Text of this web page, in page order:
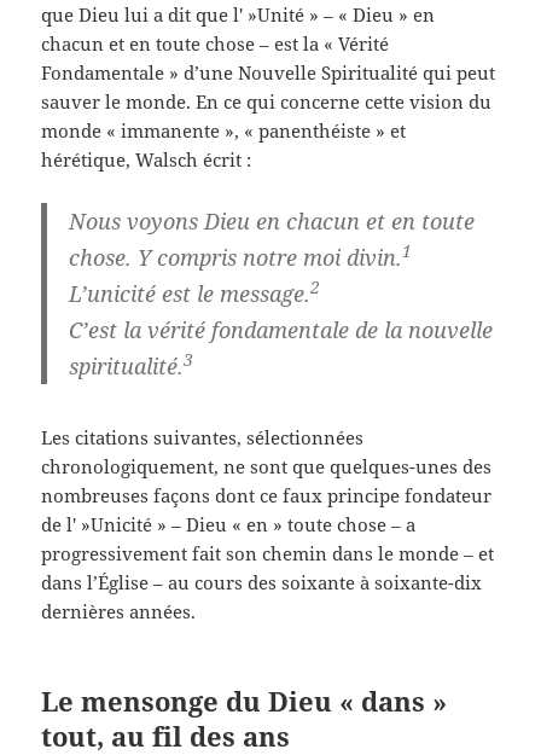
que Dieu lui a dit que l' »Unité » – « Dieu » en
chacun et en toute chose – est la « Vérité
Fondamentale » d’une Nouvelle Spiritualité qui peut
sauver le monde. En ce qui concerne cette vision du
monde « immanente », « panenthéiste » et
hérétique, Walsch écrit :
Nous voyons Dieu en chacun et en toute
chose. Y compris notre moi divin.1
L’unicité est le message.2
C’est la vérité fondamentale de la nouvelle
spiritualité.3
Les citations suivantes, sélectionnées
chronologiquement, ne sont que quelques-unes des
nombreuses façons dont ce faux principe fondateur
de l' »Unicité » – Dieu « en » toute chose – a
progressivement fait son chemin dans le monde – et
dans l’Église – au cours des soixante à soixante-dix
dernières années.
Le mensonge du Dieu « dans »
tout, au fil des ans